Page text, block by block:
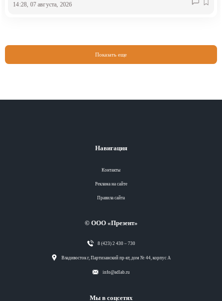
14:28, 07 августа, 2026
Показать еще
Навигация
Контакты
Реклама на сайте
Правила сайта
© ООО «Презент»
8 (423) 2 430 – 730
Владивосток г, Партизанский пр-кт, дом № 44, корпус А
info@adlab.ru
Мы в соцсетях